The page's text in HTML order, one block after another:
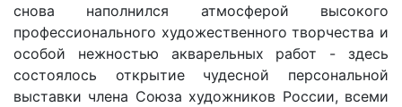
снова наполнился атмосферой высокого
профессионального художественного творчества и
особой нежностью акварельных работ - здесь
состоялось открытие чудесной персональной
выставки члена Союза художников России, всеми